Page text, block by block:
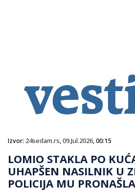
Izvor: 24sedam.rs,09.Jul.2026, 00:15
LOMIO STAKLA PO
UHAPŠEN NASILNIK U
POLICIJA MU